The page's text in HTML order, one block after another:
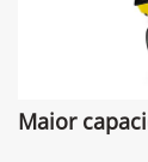
Maior